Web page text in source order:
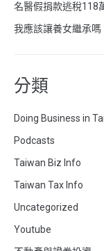
名醫假捐款逃稅
我應該讓養女繼承
分類
Doing Business in
Podcasts
Taiwan Biz Info
Taiwan Tax Info
Uncategorized
Youtube